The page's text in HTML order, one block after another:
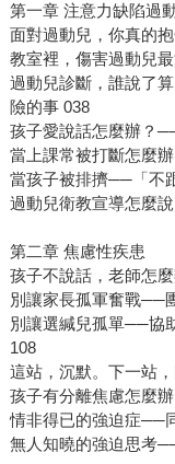
第一章 注意力缺陷過
面對過動兒，你真的
教室裡，傷害過動兒
過動兒診斷，誰說了
險的事 038
孩子愛說話怎麼辦？
當上課常被打斷怎麼
當孩子被排擠──「不
過動兒衛教宣導怎麼
第二章 焦慮性疾患
孩子不說話，老師怎
別讓家長孤軍奮戰──
別讓選緘兒孤單──協
108
這站，沉默。下一站
孩子有分離焦慮怎麼
情非得已的強迫症──
無人知曉的強迫思考